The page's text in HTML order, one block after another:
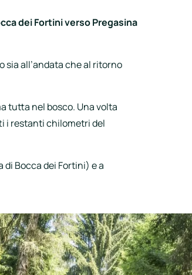
dei Fortini verso Pregasina
sia all’andata che al ritorno
tutta nel bosco. Una volta
i restanti chilometri del
di Bocca dei Fortini) e a